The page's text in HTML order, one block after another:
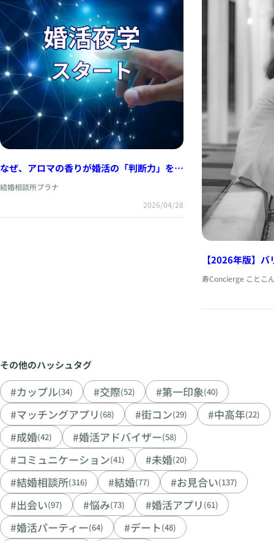
なぜ、アロマの香りが婚活の「判断力」を劇
的に変えるのか？
結婚相談所プラナ
2026/04/28
【2026年版】
違い
寿Concierge ことこ
その他のハッシュタグ
#カップル(34) #交際(52) #第一印象(40)
#マッチングアプリ (68) #街コン(29) #中高年(22)
#成婚(42) #婚活アドバイザー(58)
#コミュニケーション(41) #未婚(20)
#結婚相談所(316) #結婚(77) #お見合い(137)
#出会い(97) #悩み(73) #婚活アプリ (61)
#婚活パーティー(64) #デート(48)